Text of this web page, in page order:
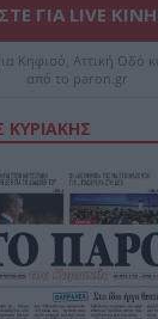
ΓΙΑ LIVE
Κηφισό, Αττική Οδό
από το paron.gr